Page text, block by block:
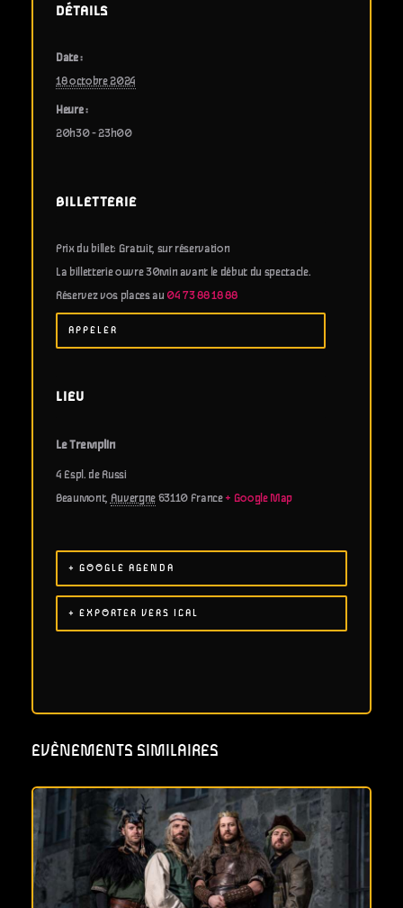
DÉTAILS
Date :
18 octobre 2024
Heure :
20h30 - 23h00
BILLETTERIE
Prix du billet: Gratuit, sur réservation
La billetterie ouvre 30min avant le début du spectacle.
Réservez vos places au 04 73 88 18 88
APPELER
LIEU
Le Tremplin
4 Espl. de Russi
Beaumont, Auvergne 63110 France + Google Map
+ GOOGLE AGENDA
+ EXPORTER VERS ICAL
EVÈNEMENTS SIMILAIRES